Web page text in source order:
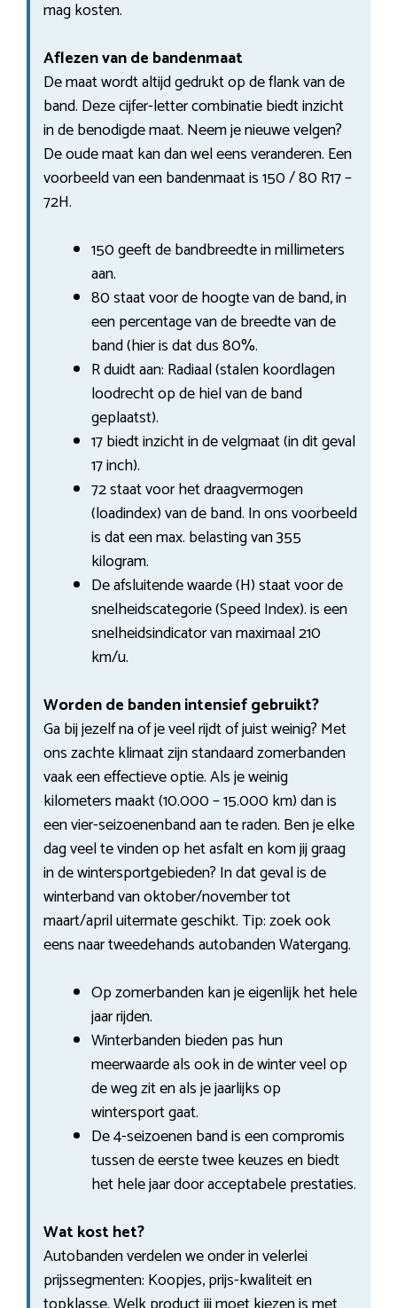
mag kosten.
Aflezen van de bandenmaat
De maat wordt altijd gedrukt op de flank van de
band. Deze cijfer-letter combinatie biedt inzicht
in de benodigde maat. Neem je nieuwe velgen?
De oude maat kan dan wel eens veranderen. Een
voorbeeld van een bandenmaat is 150 / 80 R17 –
72H.
150 geeft de bandbreedte in millimeters
aan.
80 staat voor de hoogte van de band, in
een percentage van de breedte van de
band (hier is dat dus 80%.
R duidt aan: Radiaal (stalen koordlagen
loodrecht op de hiel van de band
geplaatst).
17 biedt inzicht in de velgmaat (in dit geval
17 inch).
72 staat voor het draagvermogen
(loadindex) van de band. In ons voorbeeld
is dat een max. belasting van 355
kilogram.
De afsluitende waarde (H) staat voor de
snelheidscategorie (Speed Index). is een
snelheidsindicator van maximaal 210
km/u.
Worden de banden intensief gebruikt?
Ga bij jezelf na of je veel rijdt of juist weinig? Met
ons zachte klimaat zijn standaard zomerbanden
vaak een effectieve optie. Als je weinig
kilometers maakt (10.000 – 15.000 km) dan is
een vier-seizoenenband aan te raden. Ben je elke
dag veel te vinden op het asfalt en kom jij graag
in de wintersportgebieden? In dat geval is de
winterband van oktober/november tot
maart/april uitermate geschikt. Tip: zoek ook
eens naar tweedehands autobanden Watergang.
Op zomerbanden kan je eigenlijk het hele
jaar rijden.
Winterbanden bieden pas hun
meerwaarde als ook in de winter veel op
de weg zit en als je jaarlijks op
wintersport gaat.
De 4-seizoenen band is een compromis
tussen de eerste twee keuzes en biedt
het hele jaar door acceptabele prestaties.
Wat kost het?
Autobanden verdelen we onder in velerlei
prijssegmenten: Koopjes, prijs-kwaliteit en